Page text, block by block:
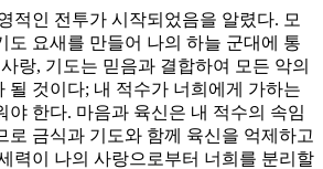
적인 전투가 시작되었음을 알렸다. 모
도 요새를 만들어 나의 하늘 군대에 통
랑, 기도는 믿음과 결합하여 모든 악의
될 것이다; 내 적수가 너희에게 가하는
야 한다. 마음과 육신은 내 적수의 속임
로 금식과 기도와 함께 육신을 억제하고
력이 나의 사랑으로부터 너희를 분리할